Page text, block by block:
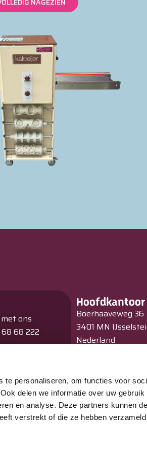
te personaliseren, om functies voor
delen we informatie over uw gebruik
en analyse. Deze partners kunnen
verstrekt of die ze hebben
ons
68 68 222
Hoofdkantoor
Boerhaaveweg 36
3401 MN
Nederland
Hagelberg 31
B –2440 Geel
België